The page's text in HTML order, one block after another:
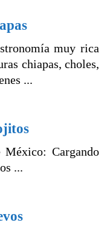
muy rica
chiapas, choles,
...
Cargando
...